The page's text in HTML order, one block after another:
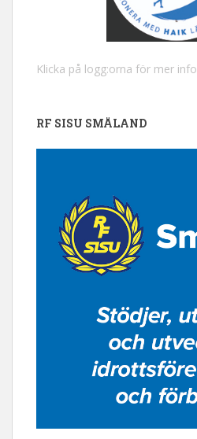
Klicka på logg:orna för mer
RF SISU SMÅLAND